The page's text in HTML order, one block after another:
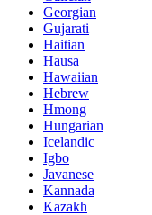
Georgian
Gujarati
Haitian
Hausa
Hawaiian
Hebrew
Hmong
Hungarian
Icelandic
Igbo
Javanese
Kannada
Kazakh